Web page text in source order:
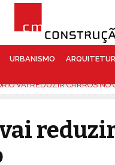
URBANISMO
VAI REDUZIR CARROS NO